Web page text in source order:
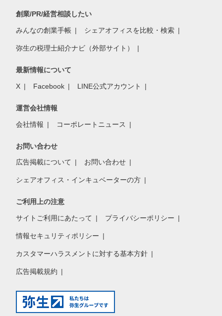
創業/PR/経営相談したい
みんなの創業手帳 シェアオフィスを比較・検索
弥生の税理士紹介ナビ（外部サイト）
最新情報について
X Facebook LINE公式アカウント
運営会社情報
会社情報 コーポレートニュース
お問い合わせ
広告掲載について お問い合わせ
シェアオフィス・インキュベーターの方
ご利用上の注意
サイトご利用にあたって プライバシーポリシー
情報セキュリティポリシー
カスタマーハラスメントに対する基本方針
広告掲載規約